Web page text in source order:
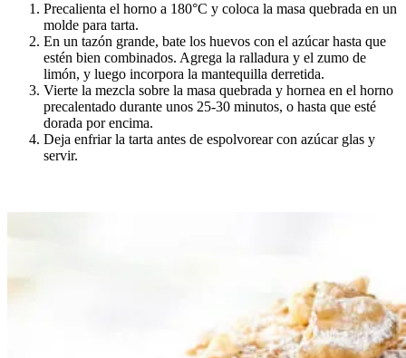
Precalienta el horno a 180°C y coloca la masa quebrada en un
molde para tarta.
En un tazón grande, bate los huevos con el azúcar hasta que
estén bien combinados. Agrega la ralladura y el zumo de
limón, y luego incorpora la mantequilla derretida.
Vierte la mezcla sobre la masa quebrada y hornea en el horno
precalentado durante unos 25-30 minutos, o hasta que esté
dorada por encima.
Deja enfriar la tarta antes de espolvorear con azúcar glas y
servir.